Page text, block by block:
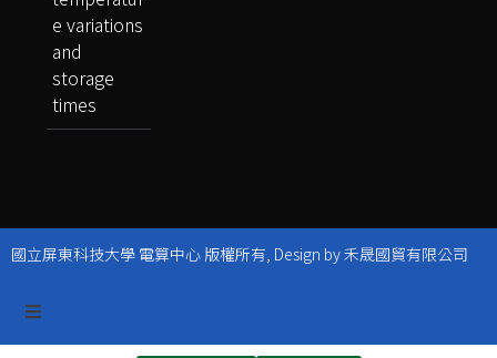
e variations
and
storage
times
國立屏東科技大學 電算中心 版權所有, Design by 禾晟國貿有限公司